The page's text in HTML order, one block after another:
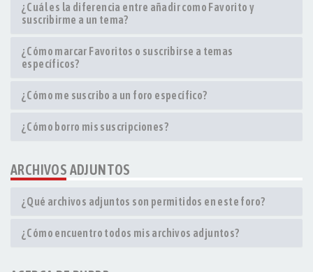
¿Cuál es la diferencia entre añadir como Favorito y
suscribirme a un tema?
¿Cómo marcar Favoritos o suscribirse a temas
específicos?
¿Cómo me suscribo a un foro específico?
¿Cómo borro mis suscripciones?
ARCHIVOS ADJUNTOS
¿Qué archivos adjuntos son permitidos en este foro?
¿Cómo encuentro todos mis archivos adjuntos?